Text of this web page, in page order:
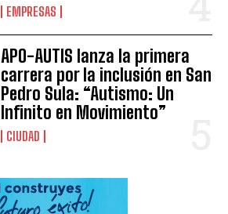
EMPRESAS
APO-AUTIS lanza la primera
carrera por la inclusión en San
Pedro Sula: “Autismo: Un
Infinito en Movimiento”
CIUDAD